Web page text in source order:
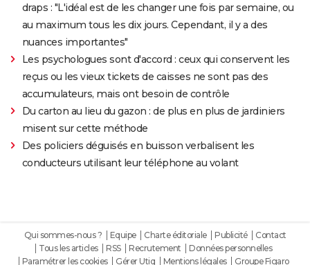
draps : "L'idéal est de les changer une fois par semaine, ou
au maximum tous les dix jours. Cependant, il y a des
nuances importantes"
Les psychologues sont d'accord : ceux qui conservent les
reçus ou les vieux tickets de caisses ne sont pas des
accumulateurs, mais ont besoin de contrôle
Du carton au lieu du gazon : de plus en plus de jardiniers
misent sur cette méthode
Des policiers déguisés en buisson verbalisent les
conducteurs utilisant leur téléphone au volant
Qui sommes-nous ? Equipe Charte éditoriale Publicité
Contact
Tous les articles
RSS Recrutement
Données personnelles
Paramétrer les cookies
Gérer Utiq Mentions légales Groupe Figaro